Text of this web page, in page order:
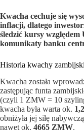
Kwacha cechuje się
inflacji, dlatego
śledzić kursy
komunikaty banku
Historia kwachy
Kwacha została
zastępując funta
(czyli 1 ZMW = 10
kwacha była warta ok.
obniżyła jej siłę
nawet ok. 4665 ZMW.